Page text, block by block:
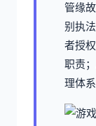
管缘
别执
者授
职责
理体